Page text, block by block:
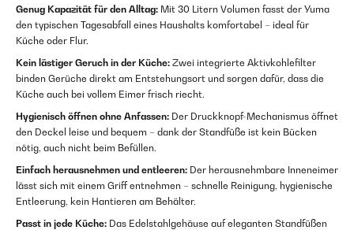
Genug Kapazität für den Alltag: Mit 30 Litern Volumen fasst der Yuma
den typischen Tagesabfall eines Haushalts komfortabel – ideal für
Küche oder Flur.
Kein lästiger Geruch in der Küche: Zwei integrierte Aktivkohlefilter
binden Gerüche direkt am Entstehungsort und sorgen dafür, dass die
Küche auch bei vollem Eimer frisch riecht.
Hygienisch öffnen ohne Anfassen: Der Druckknopf-Mechanismus öffnet
den Deckel leise und bequem – dank der Standfüße ist kein Bücken
nötig, auch nicht beim Befüllen.
Einfach herausnehmen und entleeren: Der herausnehmbare Inneneimer
lässt sich mit einem Griff entnehmen – schnelle Reinigung, hygienische
Entleerung, kein Hantieren am Behälter.
Passt in jede Küche: Das Edelstahlgehäuse auf eleganten Standfüßen